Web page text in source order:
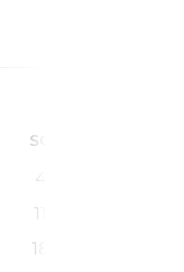
SO
4
11
18